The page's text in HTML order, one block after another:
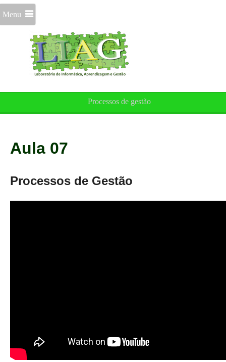
Menu
Processos de gestão
Aula 07
Processos de Gestão